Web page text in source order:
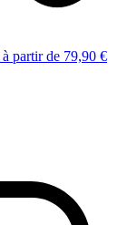
à partir de 79,90 €